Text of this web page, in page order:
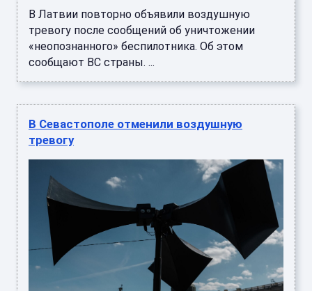
В Латвии повторно объявили воздушную
тревогу после сообщений об уничтожении
«неопознанного» беспилотника. Об этом
сообщают ВС страны. ...
В Севастополе отменили воздушную
тревогу